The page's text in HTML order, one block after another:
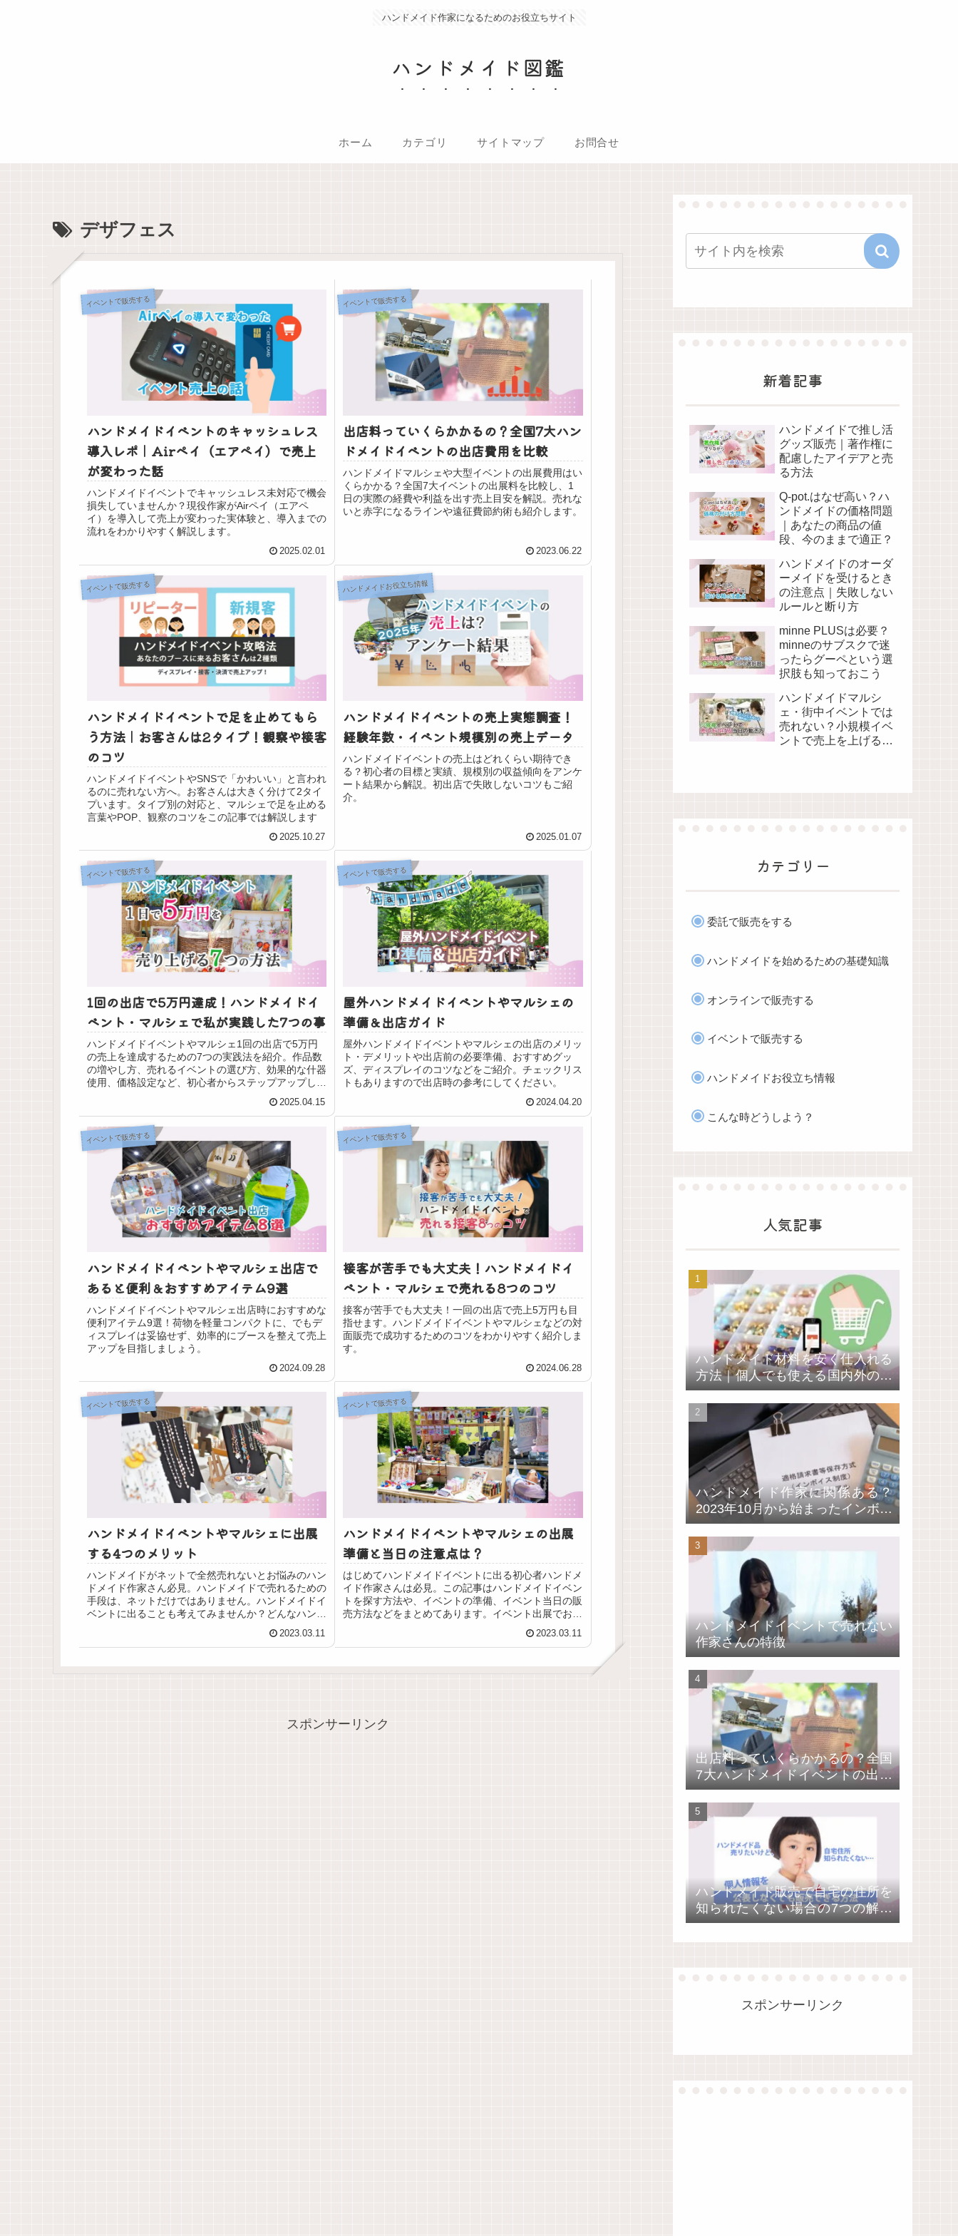
ハンドメイド作家になるためのお役立ちサイト
ハンドメイド図鑑
ホーム カテゴリ サイトマップ お問合せ
デザフェス
イベントで販売する
ハンドメイドイベントのキャッシュレス
導入レポ｜Airペイ（エアペイ）で売上
が変わった話
ハンドメイドイベントでキャッシュレス未対応で機会
損失していませんか？現役作家がAirペイ（エアペ
イ）を導入して売上が変わった実体験と、導入までの
流れをわかりやすく解説します。
2025.02.01
イベントで販売する
出店料っていくらかかるの？全国7大ハン
ドメイドイベントの出店費用を比較
ハンドメイドマルシェや大型イベントの出展費用はい
くらかかる？全国7大イベントの出展料を比較し、1
日の実際の経費や利益を出す売上目安を解説。売れな
いと赤字になるラインや遠征費節約術も紹介します。
2023.06.22
イベントで販売する
ハンドメイドイベントで足を止めてもら
う方法｜お客さんは2タイプ！観察や接客
のコツ
ハンドメイドイベントやSNSで「かわいい」と言われ
るのに売れない方へ。お客さんは大きく分けて2タイ
プいます。タイプ別の対応と、マルシェで足を止める
言葉やPOP、観察のコツをこの記事では解説します
2025.10.27
ハンドメイドお役立ち情報
ハンドメイドイベントの売上実態調査！
経験年数・イベント規模別の売上データ
ハンドメイドイベントの売上はどれくらい期待でき
る？初心者の目標と実績、規模別の収益傾向をアンケ
ート結果から解説。初出店で失敗しないコツもご紹
介。
2025.01.07
イベントで販売する
1回の出店で5万円達成！ハンドメイドイ
ベント・マルシェで私が実践した7つの事
ハンドメイドイベントやマルシェ1回の出店で5万円
の売上を達成するための7つの実践法を紹介。作品数
の増やし方、売れるイベントの選び方、効果的な什器
使用、価格設定など、初心者からステップアップした
い作家さん必見の具体的ノウハウをお届けします。
2025.04.15
イベントで販売する
屋外ハンドメイドイベントやマルシェの
準備＆出店ガイド
屋外ハンドメイドイベントやマルシェの出店のメリッ
ト・デメリットや出店前の必要準備、おすすめグッ
ズ、ディスプレイのコツなどをご紹介。チェックリス
トもありますので出店時の参考にしてください。
2024.04.20
イベントで販売する
ハンドメイドイベントやマルシェ出店で
あると便利＆おすすめアイテム9選
ハンドメイドイベントやマルシェ出店時におすすめな
便利アイテム9選！荷物を軽量コンパクトに、でもデ
ィスプレイは妥協せず、効率的にブースを整えて売上
アップを目指しましょう。
2024.09.28
イベントで販売する
接客が苦手でも大丈夫！ハンドメイドイ
ベント・マルシェで売れる8つのコツ
接客が苦手でも大丈夫！一回の出店で売上5万円も目
指せます。ハンドメイドイベントやマルシェなどの対
面販売で成功するためのコツをわかりやすく紹介しま
す。
2024.06.28
イベントで販売する
ハンドメイドイベントやマルシェに出展
する4つのメリット
ハンドメイドがネットで全然売れないとお悩みのハン
ドメイド作家さん必見。ハンドメイドで売れるための
手段は、ネットだけではありません。ハンドメイドイ
ベントに出ることも考えてみませんか？どんなハンド
メイドイベントがあるのか、その探し方やイベントに
2023.03.11
イベントで販売する
ハンドメイドイベントやマルシェの出展
準備と当日の注意点は？
はじめてハンドメイドイベントに出る初心者ハンドメ
イド作家さんは必見。この記事はハンドメイドイベン
トを探す方法や、イベントの準備、イベント当日の販
売方法などをまとめてあります。イベント出展でお悩
2023.03.11
スポンサーリンク
新着記事
ハンドメイドで推し活
グッズ販売｜著作権に
配慮したアイデアと売
る方法
Q-pot.はなぜ高い？ハ
ンドメイドの価格問題
｜あなたの商品の値
段、今のままで適正？
ハンドメイドのオーダ
ーメイドを受けるとき
の注意点｜失敗しない
ルールと断り方
minne PLUSは必要？
minneのサブスクで迷
ったらグーペという選
択肢も知っておこう
ハンドメイドマルシ
ェ・街中イベントでは
売れない？小規模イベ
ントで売上を上げる当
カテゴリー
委託で販売をする
ハンドメイドを始めるための基礎知識
オンラインで販売する
イベントで販売する
ハンドメイドお役立ち情報
こんな時どうしよう？
人気記事
ハンドメイド材料を安く仕入れる
方法｜個人でも使える国内外の卸
通販サイト4選
ハンドメイド作家に関係ある？
2023年10月から始まったインボイ
ス制度
ハンドメイドイベントで売れない
作家さんの特徴
出店料っていくらかかるの？全国
7大ハンドメイドイベントの出店
費用を比較
ハンドメイド販売で自宅の住所を
知られたくない場合の7つの解決
法
スポンサーリンク